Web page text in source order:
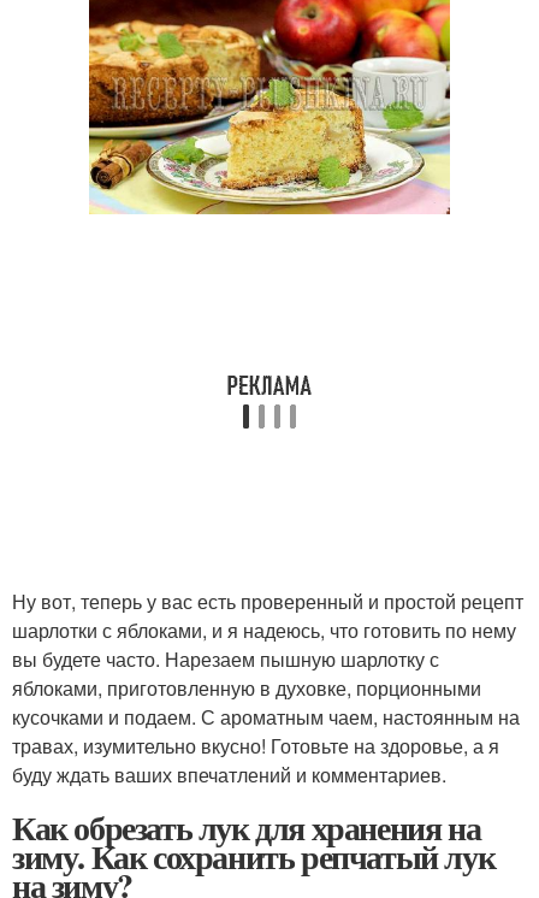
Ну вот, теперь у вас есть проверенный и простой рецепт
шарлотки с яблоками, и я надеюсь, что готовить по нему
вы будете часто. Нарезаем пышную шарлотку с
яблоками, приготовленную в духовке, порционными
кусочками и подаем. С ароматным чаем, настоянным на
травах, изумительно вкусно! Готовьте на здоровье, а я
буду ждать ваших впечатлений и комментариев.
Как обрезать лук для хранения на
зиму. Как сохранить репчатый лук
на зиму?